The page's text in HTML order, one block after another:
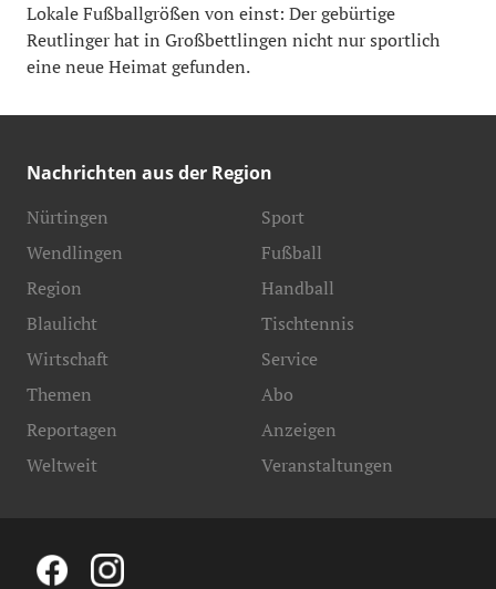
Lokale Fußballgrößen von einst: Der gebürtige
Reutlinger hat in Großbettlingen nicht nur sportlich
eine neue Heimat gefunden.
Nachrichten aus der Region
Nürtingen
Wendlingen
Region
Blaulicht
Sport
Fußball
Handball
Tischtennis
Wirtschaft
Themen
Reportagen
Weltweit
Service
Abo
Anzeigen
Veranstaltungen